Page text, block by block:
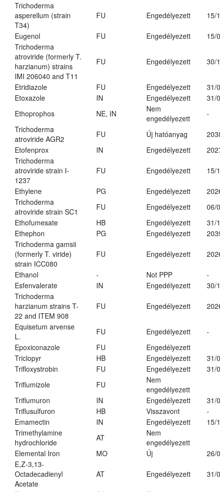
Trichoderma
asperellum (strain
T34)
FU Engedélyezett 15/
Eugenol FU Engedélyezett
15/
Trichoderma
atroviride (formerly T.
harzianum) strains
IMI 206040 and T11
FU Engedélyezett 30/
Etridiazole FU Engedélyezett
31/
Etoxazole
IN Engedélyezett
31/
Ethoprophos
NE, IN
Nem
engedélyezett
-
Trichoderma
atroviride AGR2
FU Új hatóanyag
Etofenprox
IN Engedélyezett
Trichoderma
atroviride strain I-
1237
FU Engedélyezett 15/
Ethylene PG Engedélyezett
Trichoderma
atroviride strain SC1
FU Engedélyezett
06/
Ethofumesate
HB Engedélyezett
31/
Ethephon
PG Engedélyezett
Trichoderma gamsii
(formerly T. viride)
strain ICC080
FU Engedélyezett
Ethanol - Not PPP
-
Esfenvalerate
IN Engedélyezett
30/
Trichoderma
harzianum strains T-
22 and ITEM 908
FU Engedélyezett
Equisetum arvense
L.
FU Engedélyezett
-
Epoxiconazole
FU
Engedélyezett
Triclopyr
HB Engedélyezett
31/
Trifloxystrobin
FU Engedélyezett
31/
Triflumizole
FU
Nem
engedélyezett
Triflumuron
IN Engedélyezett
31/
Triflusulfuron
HB Visszavont
-
Emamectin
IN Engedélyezett
15/
Trimethylamine
hydrochloride
AT
Nem
engedélyezett
Elemental Iron
MO Új
26/
E,Z-3,13-
Octadecadienyl
Acetate
AT Engedélyezett 31/